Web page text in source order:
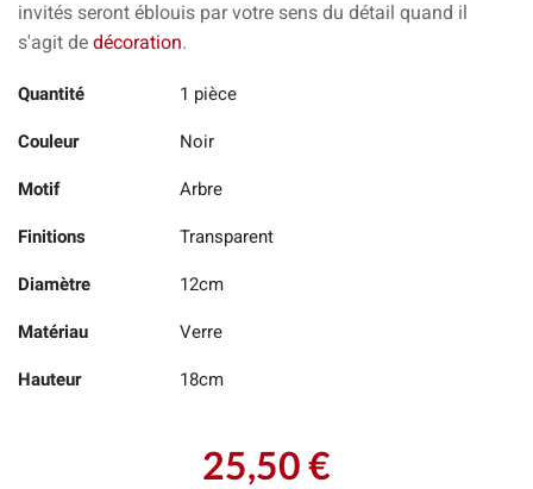
invités seront éblouis par votre sens du détail quand il
s'agit de décoration.
Quantité 1 pièce
Couleur Noir
Motif Arbre
Finitions Transparent
Diamètre 12cm
Matériau Verre
Hauteur 18cm
25,50 €